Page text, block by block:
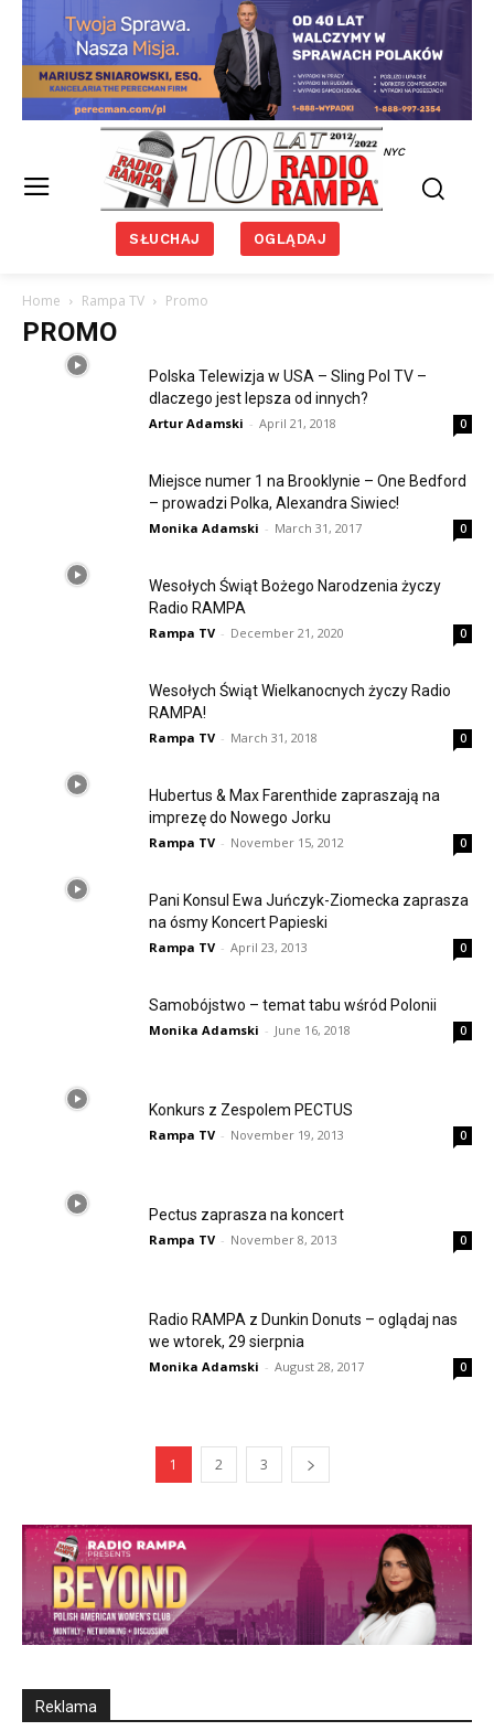
NYC
SŁUCHAJ OGLĄDAJ
Home Rampa TV Promo
PROMO
Polska Telewizja w USA – Sling Pol TV –
dlaczego jest lepsza od innych?
Artur Adamski - April 21, 2018 0
Miejsce numer 1 na Brooklynie – One Bedford
– prowadzi Polka, Alexandra Siwiec!
Monika Adamski - March 31, 2017 0
Wesołych Świąt Bożego Narodzenia życzy
Radio RAMPA
Rampa TV - December 21, 2020 0
Wesołych Świąt Wielkanocnych życzy Radio
RAMPA!
Rampa TV - March 31, 2018 0
Hubertus & Max Farenthide zapraszają na
imprezę do Nowego Jorku
Rampa TV - November 15, 2012 0
Pani Konsul Ewa Juńczyk-Ziomecka zaprasza
na ósmy Koncert Papieski
Rampa TV - April 23, 2013 0
Samobójstwo – temat tabu wśród Polonii
Monika Adamski - June 16, 2018 0
Konkurs z Zespolem PECTUS
Rampa TV - November 19, 2013 0
Pectus zaprasza na koncert
Rampa TV - November 8, 2013 0
Radio RAMPA z Dunkin Donuts – oglądaj nas
we wtorek, 29 sierpnia
Monika Adamski - August 28, 2017 0
1 2 3
Reklama